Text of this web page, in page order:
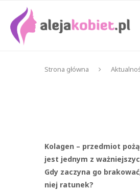
Strona główna
Kolagen – przedmiot
jest jednym z
Gdy zaczyna go
niej ratunek?